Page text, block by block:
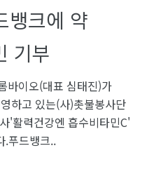
뱅크에 약
기부
바이오(대표 심태진)가
하고 있는(사)촛불봉사단
'활력건강엔 흡수비타민C'
.푸드뱅크..